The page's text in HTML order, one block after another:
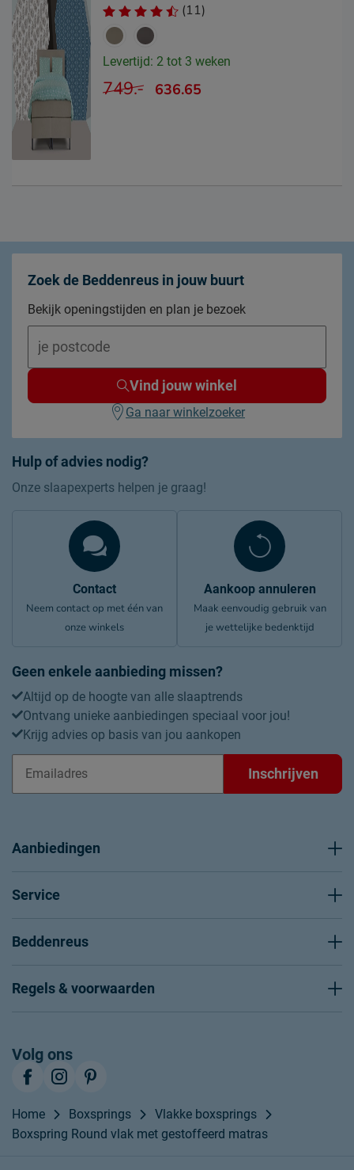
(11)
Levertijd: 2 tot 3 weken
749.- 636.65
Hulp of advies nodig?
Onze slaapexperts helpen je graag!
Contact
Neem contact op met één van
onze winkels
Aankoop annuleren
Maak eenvoudig gebruik van
je wettelijke bedenktijd
Geen enkele aanbieding missen?
Altijd op de hoogte van alle slaaptrends
Ontvang unieke aanbiedingen speciaal voor jou!
Krijg advies op basis van jou aankopen
Inschrijven
Zoek de Beddenreus in jouw buurt
Bekijk openingstijden en plan je bezoek
Vind jouw winkel
Ga naar winkelzoeker
Aanbiedingen
Service
Beddenreus
Regels & voorwaarden
Volg ons
Home Boxsprings
Vlakke boxsprings
Boxspring Round vlak met gestoffeerd matras